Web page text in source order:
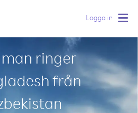
Logga in
ringer
från